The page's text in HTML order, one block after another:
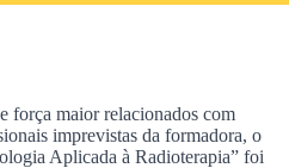
força maior relacionados com
imprevistas da formadora, o
Aplicada à Radioterapia” foi